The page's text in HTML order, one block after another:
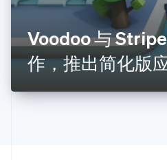
Voodoo 与
作，推出简化版
罗马尼亚
马尔他
English
马来西亚
English 简体中文
美国